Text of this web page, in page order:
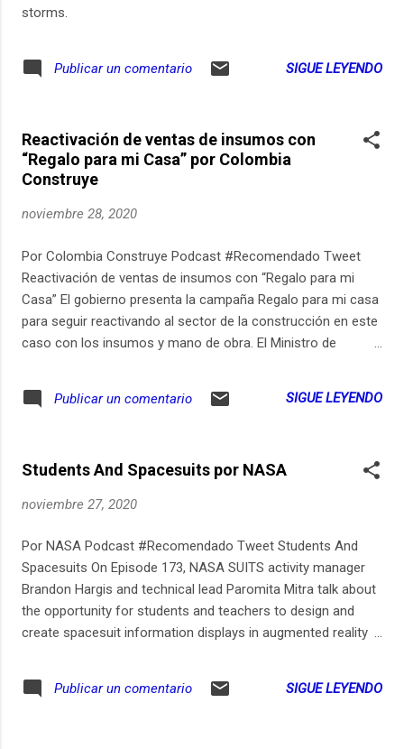
storms.
Publicar un comentario SIGUE LEYENDO
Reactivación de ventas de insumos con
“Regalo para mi Casa” por Colombia
Construye
noviembre 28, 2020
Por Colombia Construye Podcast #Recomendado Tweet
Reactivación de ventas de insumos con “Regalo para mi
Casa” El gobierno presenta la campaña Regalo para mi casa
para seguir reactivando al sector de la construcción en este
caso con los insumos y mano de obra. El Ministro de
Noticias del acero, infraestructura vial y los eventos de la
Publicar un comentario SIGUE LEYENDO
Students And Spacesuits por NASA
noviembre 27, 2020
Por NASA Podcast #Recomendado Tweet Students And
Spacesuits On Episode 173, NASA SUITS activity manager
Brandon Hargis and technical lead Paromita Mitra talk about
the opportunity for students and teachers to design and
create spacesuit information displays in augmented reality
Publicar un comentario SIGUE LEYENDO